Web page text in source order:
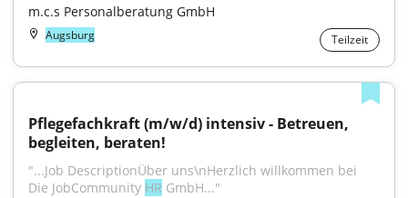
m.c.s Personalberatung GmbH
Augsburg Teilzeit
Pflegefachkraft (m/w/d) intensiv - Betreuen,
begleiten, beraten!
"...Job DescriptionÜber uns\nHerzlich willkommen bei
Die JobCommunity HR GmbH..."